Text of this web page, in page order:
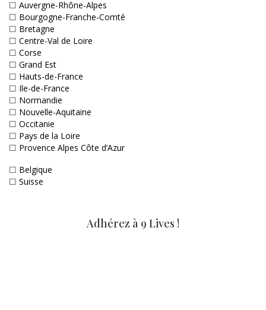
☐ Auvergne-Rhône-Alpes
☐ Bourgogne-Franche-Comté
☐ Bretagne
☐ Centre-Val de Loire
☐ Corse
☐ Grand Est
☐ Hauts-de-France
☐ Ile-de-France
☐ Normandie
☐ Nouvelle-Aquitaine
☐ Occitanie
☐ Pays de la Loire
☐ Provence Alpes Côte d’Azur
☐ Belgique
☐ Suisse
Adhérez à 9 Lives !